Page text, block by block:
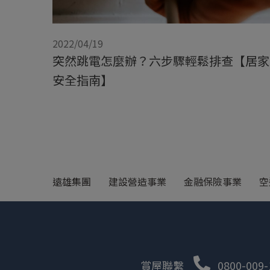
2022/04/19
突然跳電怎麼辦？六步驟輕鬆排查【居家
安全指南】
遠雄集團 建設營造事業 金融保險事業
賞屋聯繫 0800-